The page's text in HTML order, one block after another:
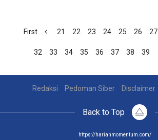
First 21 22 23 24 25 26 27
32 33 34 35 36 37 38 39
Redaksi Pedoman Siber Disclaimer
Back to Top
https://harianmomentum.com/